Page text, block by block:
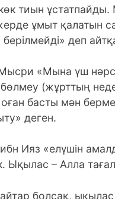
тиын
ұмыт қалатын
деп
«Мына үш нәрсе
(жұрттың
оған басты мән
деген.
«елүшін амалды
Ықылас – Алла
ықылас –